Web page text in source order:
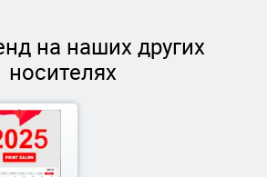
на наших других
носителях